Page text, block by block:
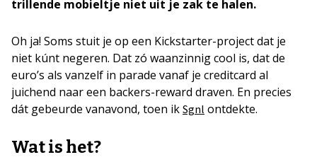
trillende mobieltje niet uit je zak te halen.
Oh ja! Soms stuit je op een Kickstarter-project dat je
niet kúnt negeren. Dat zó waanzinnig cool is, dat de
euro’s als vanzelf in parade vanaf je creditcard al
juichend naar een backers-reward draven. En precies
dát gebeurde vanavond, toen ik Sgnl ontdekte.
Wat is het?